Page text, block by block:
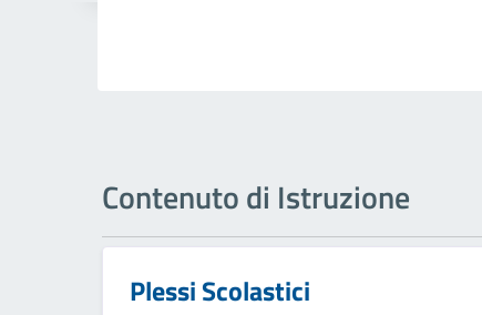
Contenuto di Istruzione
Plessi Scolastici